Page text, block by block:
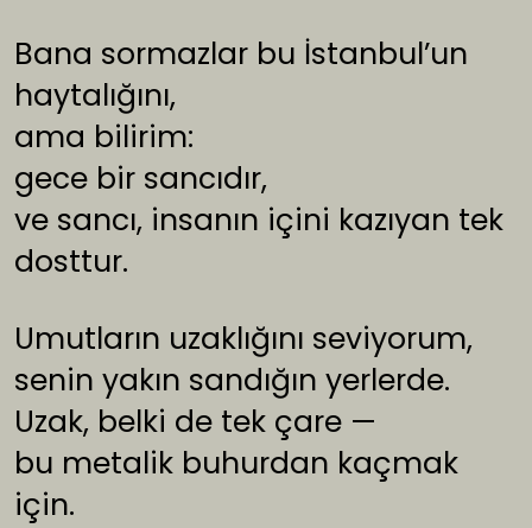
Bana sormazlar bu İstanbul’un
haytalığını,
ama bilirim:
gece bir sancıdır,
ve sancı, insanın içini kazıyan tek
dosttur.
Umutların uzaklığını seviyorum,
senin yakın sandığın yerlerde.
Uzak, belki de tek çare —
bu metalik buhurdan kaçmak
için.